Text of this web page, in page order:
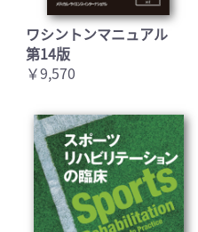
ワシントンマニュアル
第14版
￥9,570